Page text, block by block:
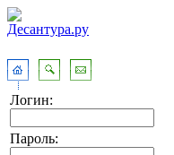
Логин:
Пароль: